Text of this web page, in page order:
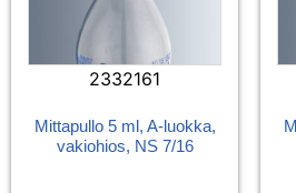
2332161
Mittapullo 5 ml, A-luokka,
vakiohios, NS 7/16